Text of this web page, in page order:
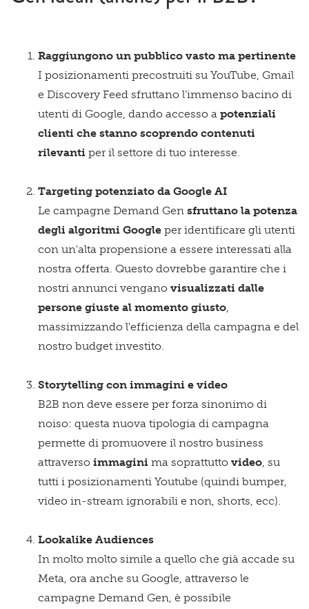
Raggiungono un pubblico vasto ma pertinente
I posizionamenti precostruiti su YouTube, Gmail
e Discovery Feed sfruttano l’immenso bacino di
utenti di Google, dando accesso a potenziali
clienti che stanno scoprendo contenuti
rilevanti per il settore di tuo interesse.
Targeting potenziato da Google AI
Le campagne Demand Gen sfruttano la potenza
degli algoritmi Google per identificare gli utenti
con un'alta propensione a essere interessati alla
nostra offerta. Questo dovrebbe garantire che i
nostri annunci vengano visualizzati dalle
persone giuste al momento giusto,
massimizzando l'efficienza della campagna e del
nostro budget investito.
Storytelling con immagini e video
B2B non deve essere per forza sinonimo di
noiso: questa nuova tipologia di campagna
permette di promuovere il nostro business
attraverso immagini ma soprattutto video, su
tutti i posizionamenti Youtube (quindi bumper,
video in-stream ignorabili e non, shorts, ecc).
Lookalike Audiences
In molto molto simile a quello che già accade su
Meta, ora anche su Google, attraverso le
campagne Demand Gen, è possibile